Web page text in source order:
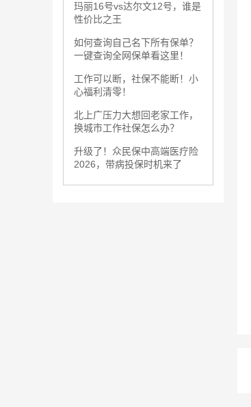
玛丽16号vs达尔文12号，谁是
性价比之王
如何查询自己名下所有保单？
一键查询全网保单看这里！
工作可以断，社保不能断！小
心福利清零！
北上广压力大想回老家工作，
换城市工作社保怎么办？
升级了！众民保中高端医疗险
2026，带病投保时机来了